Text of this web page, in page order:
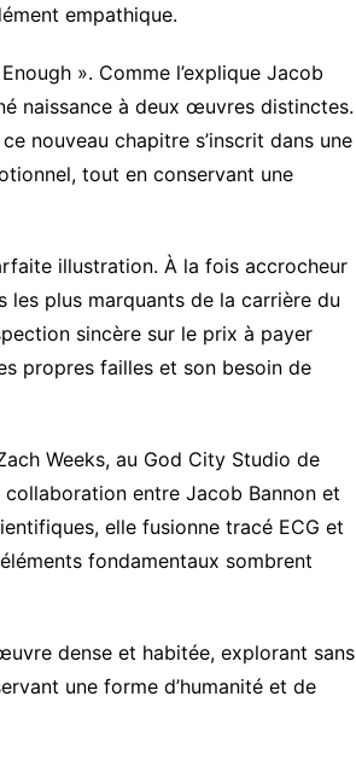
empathique.
». Comme l’explique Jacob
naissance à deux œuvres distinctes.
nouveau chapitre s’inscrit dans une
tout en conservant une
illustration. À la fois accrocheur
les plus marquants de la carrière du
sincère sur le prix à payer
propres failles et son besoin de
Weeks, au God City Studio de
collaboration entre Jacob Bannon et
elle fusionne tracé ECG et
fondamentaux sombrent
dense et habitée, explorant sans
une forme d’humanité et de